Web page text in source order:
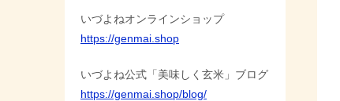
いづよねオンラインショップ
https://genmai.shop
いづよね公式「美味しく玄米」ブログ
https://genmai.shop/blog/